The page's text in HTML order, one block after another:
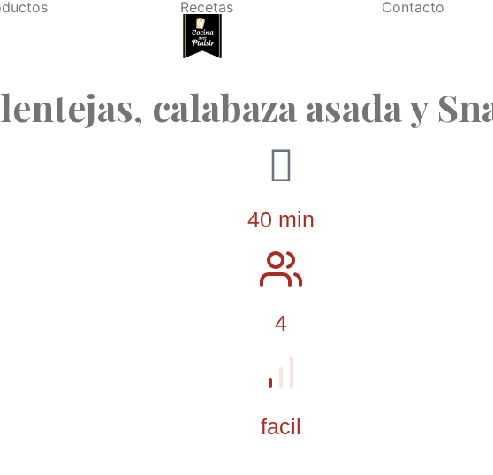
Recetas Contacto
calabaza asada y
40 min
4
facil